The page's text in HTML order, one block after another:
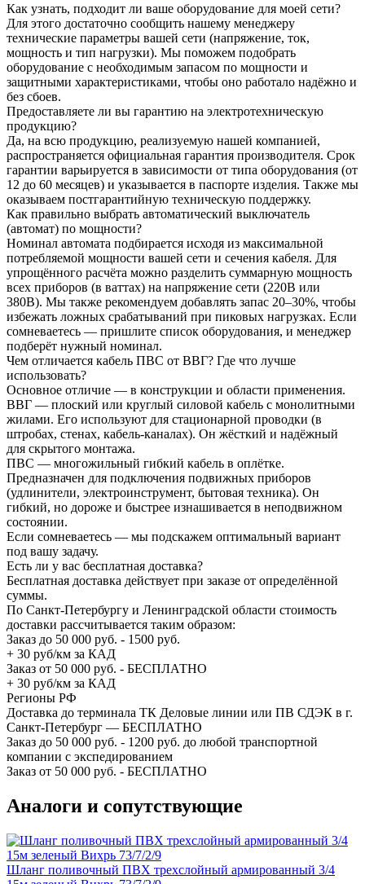
Как узнать, подходит ли ваше оборудование для моей сети?
Для этого достаточно сообщить нашему менеджеру
технические параметры вашей сети (напряжение, ток,
мощность и тип нагрузки). Мы поможем подобрать
оборудование с необходимым запасом по мощности и
защитными характеристиками, чтобы оно работало надёжно и
без сбоев.
Предоставляете ли вы гарантию на электротехническую
продукцию?
Да, на всю продукцию, реализуемую нашей компанией,
распространяется официальная гарантия производителя. Срок
гарантии варьируется в зависимости от типа оборудования (от
12 до 60 месяцев) и указывается в паспорте изделия. Также мы
оказываем постгарантийную техническую поддержку.
Как правильно выбрать автоматический выключатель
(автомат) по мощности?
Номинал автомата подбирается исходя из максимальной
потребляемой мощности вашей сети и сечения кабеля. Для
упрощённого расчёта можно разделить суммарную мощность
всех приборов (в ваттах) на напряжение сети (220В или
380В). Мы также рекомендуем добавлять запас 20–30%, чтобы
избежать ложных срабатываний при пиковых нагрузках. Если
сомневаетесь — пришлите список оборудования, и менеджер
подберёт нужный номинал.
Чем отличается кабель ПВС от ВВГ? Где что лучше
использовать?
Основное отличие — в конструкции и области применения.
ВВГ — плоский или круглый силовой кабель с монолитными
жилами. Его используют для стационарной проводки (в
штробах, стенах, кабель-каналах). Он жёсткий и надёжный
для скрытого монтажа.
ПВС — многожильный гибкий кабель в оплётке.
Предназначен для подключения подвижных приборов
(удлинители, электроинструмент, бытовая техника). Он
гибкий, но дороже и быстрее изнашивается в неподвижном
состоянии.
Если сомневаетесь — мы подскажем оптимальный вариант
под вашу задачу.
Есть ли у вас бесплатная доставка?
Бесплатная доставка действует при заказе от определённой
суммы.
По Санкт-Петербургу и Ленинградской области стоимость
доставки рассчитывается таким образом:
Заказ до 50 000 руб. - 1500 руб.
+ 30 руб/км за КАД
Заказ от 50 000 руб. - БЕСПЛАТНО
+ 30 руб/км за КАД
Регионы РФ
Доставка до терминала ТК Деловые линии или ПВ СДЭК в г.
Санкт-Петербург — БЕСПЛАТНО
Заказ до 50 000 руб. - 1200 руб. до любой транспортной
компании с экспедированием
Заказ от 50 000 руб. - БЕСПЛАТНО
Аналоги и сопутствующие
Шланг поливочный ПВХ трехслойный армированный 3/4